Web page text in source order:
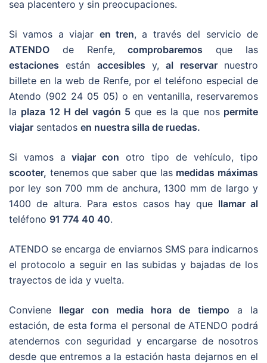
sea placentero y sin preocupaciones.
Si vamos a viajar en tren, a través del servicio de
ATENDO de Renfe,comprobaremos que las
estaciones están accesibles y,al reservarnuestro
billete en la web de Renfe, por el teléfono especial de
Atendo (902 24 05 05) o en ventanilla, reservaremos
la plaza 12 H del vagón 5 que es la que nospermite
viajar sentados en nuestra silla de ruedas.
Si vamos a viajar con otro tipo de vehículo, tipo
scooter, tenemos que saber que las medidas máximas
por ley son 700 mm de anchura, 1300 mm de largo y
1400 de altura. Para estos casos hay que llamar al
teléfono 91 774 40 40.
ATENDO se encarga de enviarnos SMS para indicarnos
el protocolo a seguir en las subidas y bajadas de los
trayectos de ida y vuelta.
Conviene llegar con media hora de tiempo a la
estación, de esta forma el personal de ATENDO podrá
atendernos con seguridad y encargarse de nosotros
desde que entremos a la estación hasta dejarnos en el